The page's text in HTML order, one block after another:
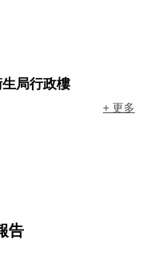
局行政樓
+ 更多
告